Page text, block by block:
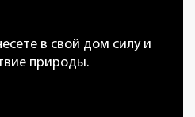
в свой дом силу и
природы.